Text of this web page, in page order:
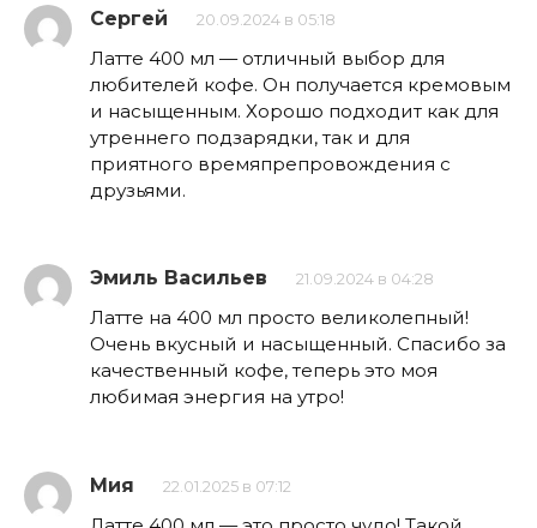
Сергей 20.09.2024 в 05:18
Латте 400 мл — отличный выбор для
любителей кофе. Он получается кремовым
и насыщенным. Хорошо подходит как для
утреннего подзарядки, так и для
приятного времяпрепровождения с
друзьями.
Эмиль Васильев 21.09.2024 в 04:28
Латте на 400 мл просто великолепный!
Очень вкусный и насыщенный. Спасибо за
качественный кофе, теперь это моя
любимая энергия на утро!
Мия 22.01.2025 в 07:12